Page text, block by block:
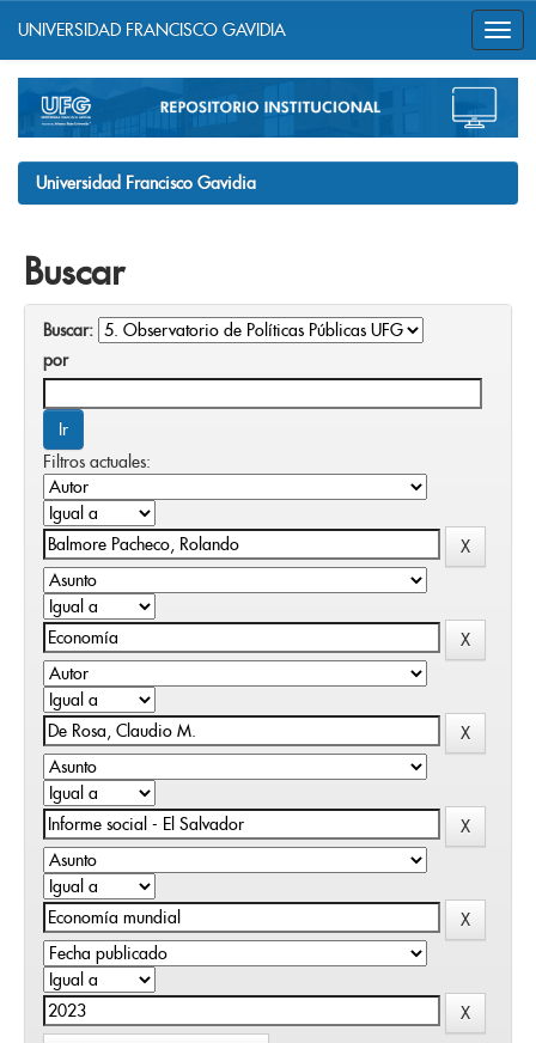
navigation
UNIVERSIDAD FRANCISCO GAVIDIA
Universidad Francisco Gavidia
Buscar
Buscar:
por
Filtros actuales: